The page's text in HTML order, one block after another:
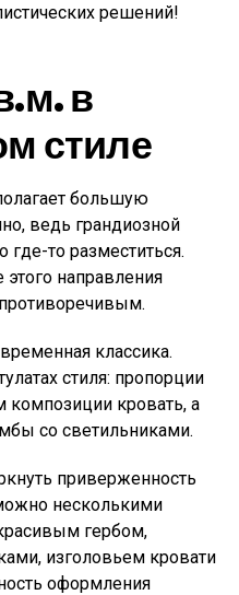
решений!
в
стиле
большую
ведь грандиозной
то разместиться.
направления
классика.
стиля: пропорции
композиции кровать, а
со светильниками.
приверженность
несколькими
гербом,
изголовьем кровати
оформления